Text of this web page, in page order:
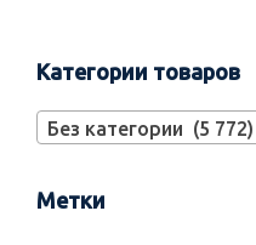
Категории товаров
Без категории (5 772)
Метки